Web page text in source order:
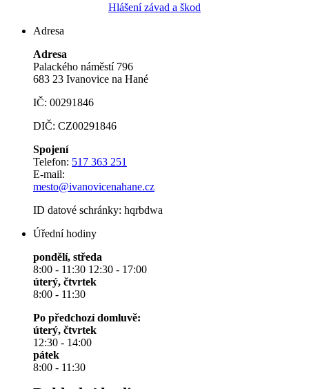
Hlášení závad a škod
Adresa
Adresa
Palackého náměstí 796
683 23 Ivanovice na Hané
IČ: 00291846
DIČ: CZ00291846
Spojení
Telefon: 517 363 251
E-mail:
mesto@ivanovicenahane.cz
ID datové schránky: hqrbdwa
Úřední hodiny
pondělí, středa
8:00 - 11:30 12:30 - 17:00
úterý, čtvrtek
8:00 - 11:30
Po předchozí domluvě:
úterý, čtvrtek
12:30 - 14:00
pátek
8:00 - 11:30